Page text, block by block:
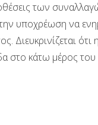
των
υποχρέωση να
Διευκρινίζεται
στο κάτω μέρος